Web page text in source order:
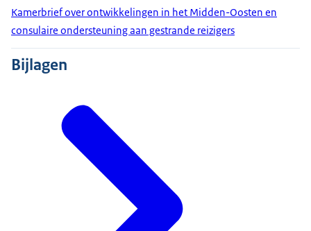
Kamerbrief over ontwikkelingen in het Midden-Oosten en
consulaire ondersteuning aan gestrande reizigers
Bijlagen